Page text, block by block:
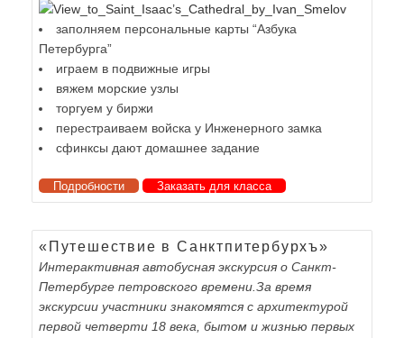
заполняем персональные карты “Азбука
Петербурга”
играем в подвижные игры
вяжем морские узлы
торгуем у биржи
перестраиваем войска у Инженерного замка
сфинксы дают домашнее задание
Подробности Заказать для класса
«Путешествие в Санктпитербурхъ»
Интерактивная автобусная экскурсия о Санкт-
Петербурге петровского времени.За время
экскурсии участники знакомятся с архитектурой
первой четверти 18 века, бытом и жизнью первых